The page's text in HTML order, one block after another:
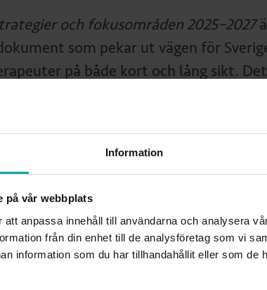
Information
på vår webbplats
att anpassa innehåll till användarna och analysera
från din enhet till de analysföretag som vi
information som du har tillhandahållit eller som de
och fokusområden 2025–2027
som pekar ut vägen för
på både kort och lång sikt.
vara i särskilt fokus under
Dessa fokusområden ska
strategiska inriktningen för förbundets